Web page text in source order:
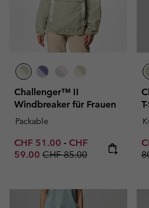
Challenger™ II
Windbreaker für Frauen
Packable
Minimum sale price:
CHF 51.00 - Maximum sale
CHF
59.00 Regular price:
CHF 85.00